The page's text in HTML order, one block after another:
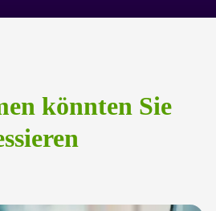
könnten Sie